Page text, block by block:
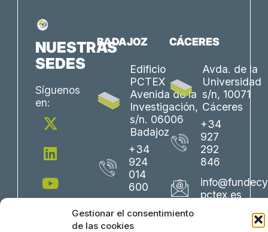
Gestionar el consentimiento
de las cookies
NUESTRAS
SEDES
Síguenos
en:
X
-
t
w
i
t
L
i
n
k
e
d
Y
o
u
t
u
b
F
a
c
e
b
o
I
n
s
t
a
g
BADAJOZ
Edificio
PCTEX
Avenida de la
Investigación,
s/n. 06006
Badajoz
+34
924
014
600
info@fundecyt-
pctex.es
CÁCERES
Avda. de la
Universidad
s/n, 10071
Cáceres
+34
927
292
846
pctex.es